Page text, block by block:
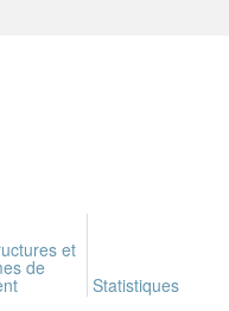
et
de
Statistiques